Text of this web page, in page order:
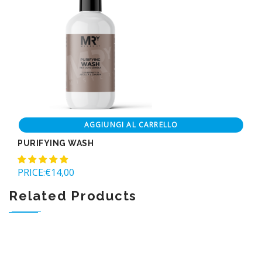
AGGIUNGI AL CARRELLO
PURIFYING WASH
PRICE:€14,00
Related Products